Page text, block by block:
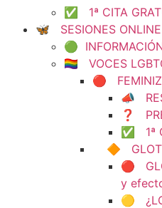
✅ 1ª CITA
🦋 SESIONES ONLINE
🟢
🏳️‍🌈 VOCES
🔴
📣
❓
✅ 1ª
🔶
🔴
y
🟡